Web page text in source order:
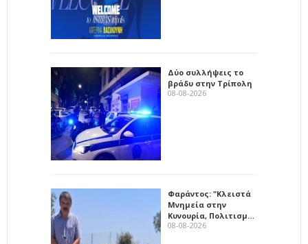
Δύο συλλήψεις το
βράδυ στην Τρίπολη
08-08-2026
Φαράντος: "Κλειστά
Μνημεία στην
Κυνουρία, Πολιτισμ…
08-08-2026